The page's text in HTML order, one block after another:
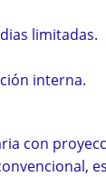
limitadas.
interna.
con